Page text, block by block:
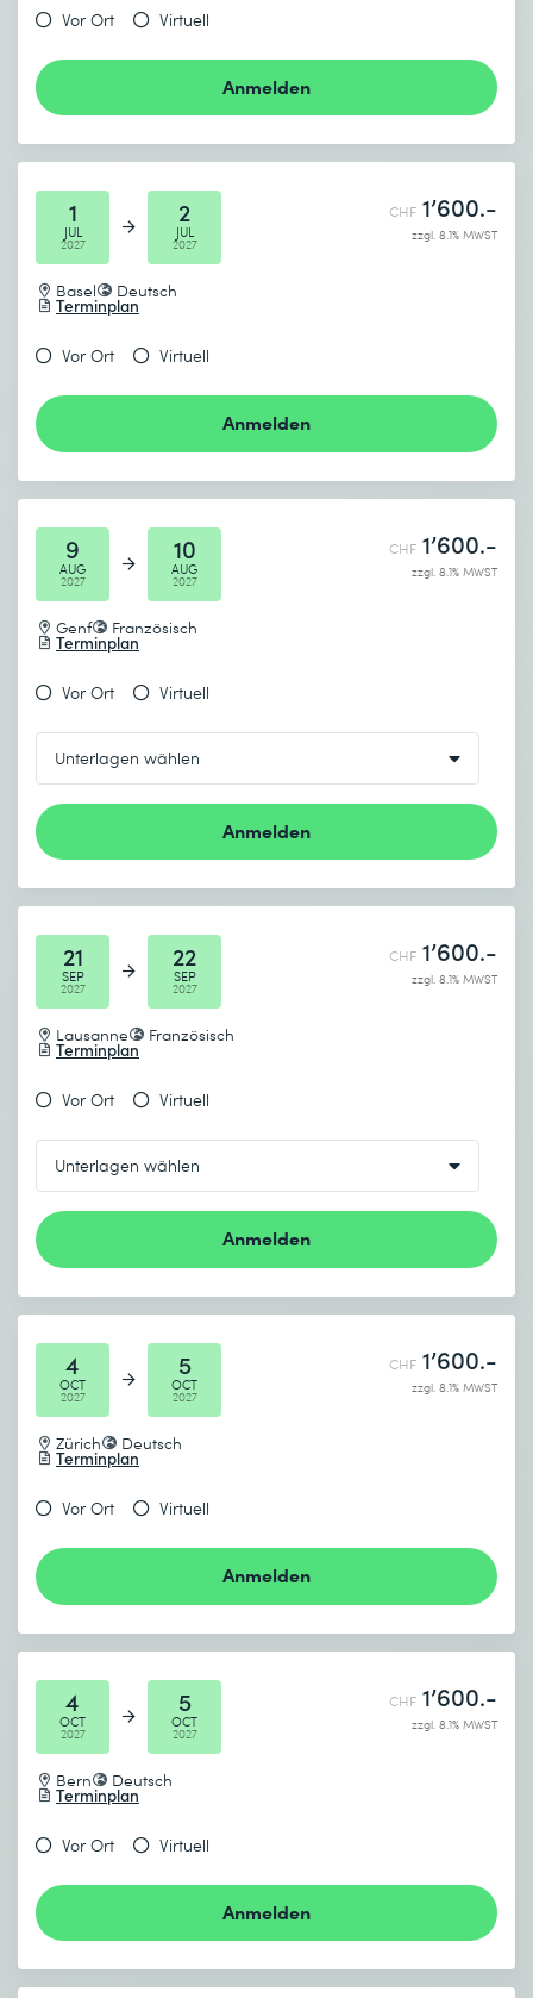
Vor Ort Virtuell
Anmelden
1
JUL
2027
2
JUL
2027
Basel Deutsch
Terminplan
CHF 1’600.-
zzgl. 8.1% MWST
Vor Ort Virtuell
Anmelden
9
AUG
2027
10
AUG
2027
Genf Französisch
Terminplan
CHF 1’600.-
zzgl. 8.1% MWST
Vor Ort Virtuell
Anmelden
21
SEP
2027
22
SEP
2027
Lausanne Französisch
Terminplan
CHF 1’600.-
zzgl. 8.1% MWST
Vor Ort Virtuell
Anmelden
4
OCT
2027
5
OCT
2027
Zürich Deutsch
Terminplan
CHF 1’600.-
zzgl. 8.1% MWST
Vor Ort Virtuell
Anmelden
4
OCT
2027
5
OCT
2027
Bern Deutsch
Terminplan
CHF 1’600.-
zzgl. 8.1% MWST
Vor Ort Virtuell
Anmelden